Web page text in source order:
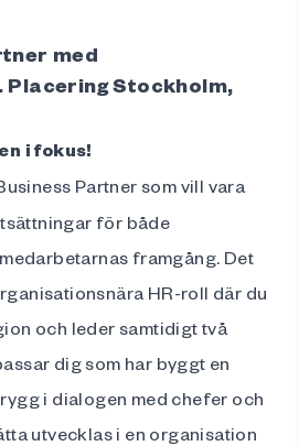
med
Placering Stockholm,
i fokus!
Partner som vill vara
för både
framgång. Det
HR-roll där du
och leder samtidigt två
dig som har byggt en
i dialogen med chefer och
utvecklas i en organisation